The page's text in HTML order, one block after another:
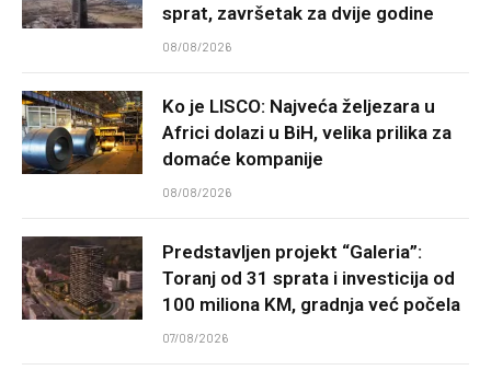
sprat, završetak za dvije godine
08/08/2026
Ko je LISCO: Najveća željezara u
Africi dolazi u BiH, velika prilika za
domaće kompanije
08/08/2026
Predstavljen projekt “Galeria”:
Toranj od 31 sprata i investicija od
100 miliona KM, gradnja već počela
07/08/2026